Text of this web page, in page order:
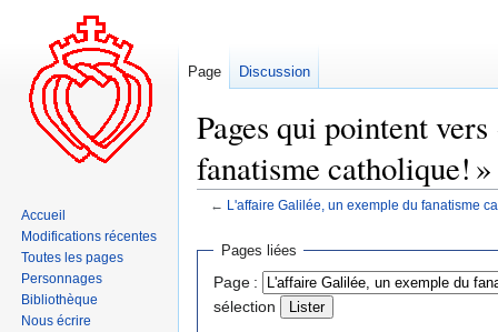
Pages qui pointent
fanatisme catholique! »
← L'affaire Galilée, un exemple du fanatisme
Aller
navigation
Aller
recherche
Pages liées
Page :
sélection
Page Discussion
Accueil
Modifications récentes
Toutes les pages
Personnages
Bibliothèque
Nous écrire